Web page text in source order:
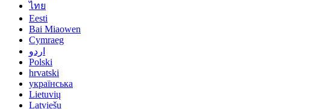
ไทย
Eesti
Bai Miaowen
Cymraeg
اردو
Polski
hrvatski
українська
Lietuvių
Latviešu